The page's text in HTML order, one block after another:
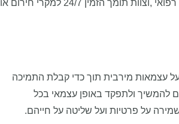
מתוכנן במיוחד כדי לספק, פעילויות חברתיות מגוונות , טיפול רפואי ,וצוות תומך הזמין 24/7 למקרי חירום או
עצמאות מירבית תוך כדי קבלת התמיכה
להמשיך ולתפקד באופן עצמאי בכל
שמירה על פרטיות ועל שליטה על חייהם.